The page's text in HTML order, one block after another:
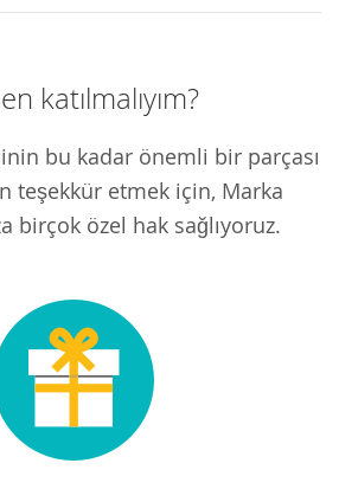
katılmalıyım?
bu kadar önemli bir parçası
teşekkür etmek için, Marka
birçok özel hak sağlıyoruz.